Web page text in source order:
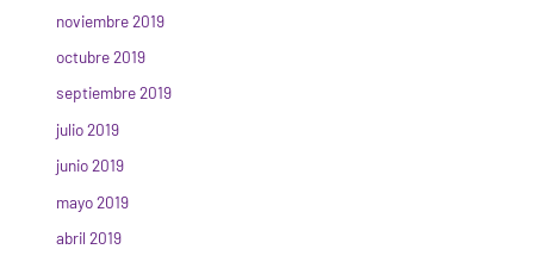
noviembre 2019
octubre 2019
septiembre 2019
julio 2019
junio 2019
mayo 2019
abril 2019